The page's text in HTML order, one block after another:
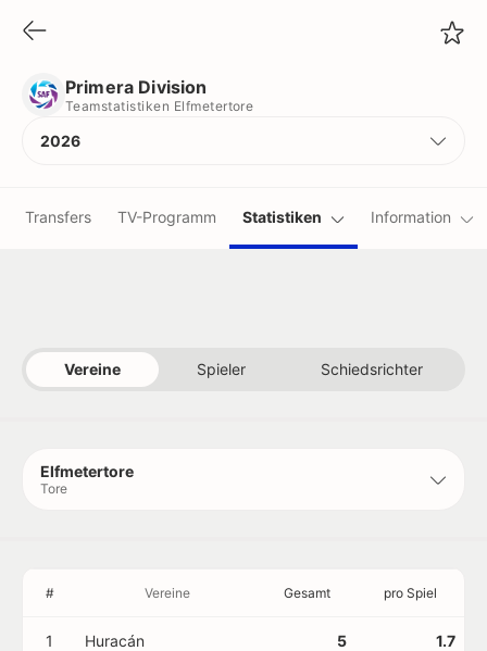
Primera Division
Teamstatistiken Elfmetertore
2026
Transfers TV-Programm Statistiken Information
Vereine Spieler Schiedsrichter
Elfmetertore
Tore
# Vereine Gesamt pro Spiel
1 Huracán 5 1.7